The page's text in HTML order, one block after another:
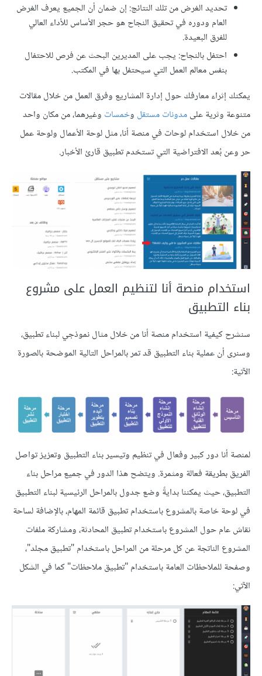
تحديد الغرض من تلك النتائج: إن ضمان أن الجميع يعرف الغرض
العام ودوره في تحقيق النجاح هو حجر الأساس للأداء العالي
للفرق البعيدة.
احتفل بالنجاح: يجب على المديرين البحث عن فرص للاحتفال
بنفس معالم العمل التي سيحتفل بها في المكتب.
يمكنك إثراء معارفك حول إدارة المشاريع وفرق العمل من خلال مقالات
متنوعة وثرية علىمدونات مستقل وخمسات وغيرهما، من مكان واحد
من خلال استخدام لوحات في منصة أنا، مثل لوحة الأعمال ولوحة عمل
حر وعن بُعد الافتراضية التي تستخدم تطبيق قارئ الأخبار.
استخدام منصة أنا لتنظيم العمل على مشروع
بناء التطبيق
سنشرح كيفية استخدام منصة أنا من خلال مثال نموذجي لبناء تطبيق،
وسنرى أن عملية بناء التطبيق قد تمر بالمراحل التالية الموضحة بالصورة
الآتية:
لمنصة أنا دور كبير وفعال في تنظيم وتيسير بناء التطبيق وتعزيز تواصل
الفريق بطريقة فعالة ومثمرة. ويتضح هذا الدور في جميع مراحل بناء
التطبيق، حيث يمكننا بدايةً وضع جدول بالمراحل الرئيسية لبناء التطبيق
في لوحة خاصة بالمشروع باستخدام تطبيق قائمة المهام، بالإضافة لساحة
نقاش عام حول المشروع باستخدام تطبيق المحادثة، ومشاركة ملفات
المشروع الناتجة عن كل مرحلة من المراحل باستخدام "تطبيق مجلد"،
وصفحة للملاحظات العامة باستخدام "تطبيق ملاحظات" كما في الشكل
الآتي: